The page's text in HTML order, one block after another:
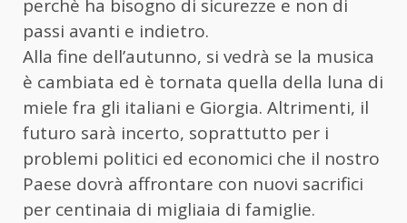
perchè ha bisogno di sicurezze e non di
passi avanti e indietro.
Alla fine dell’autunno, si vedrà se la musica
è cambiata ed è tornata quella della luna di
miele fra gli italiani e Giorgia. Altrimenti, il
futuro sarà incerto, soprattutto per i
problemi politici ed economici che il nostro
Paese dovrà affrontare con nuovi sacrifici
per centinaia di migliaia di famiglie.